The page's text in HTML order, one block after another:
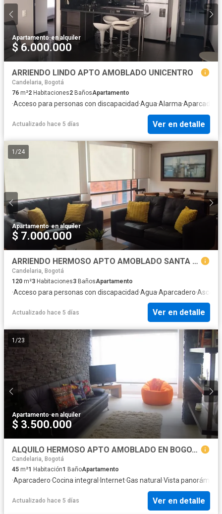
Apartamento·en alquiler
$ 6.000.000
ARRIENDO LINDO APTO AMOBLADO UNICENTRO
Candelaria, Bogotá
76 m²2 Habitaciones2 BañosApartamento
·Acceso para personas con discapacidad·Agua·Alarma·Aparcadero
Actualizado hace 5 días Ver en detalle
1 /24
Apartamento·en alquiler
$ 7.000.000
ARRIENDO HERMOSO APTO AMOBLADO SANTA PAULA
Candelaria, Bogotá
120 m²3 Habitaciones3 BañosApartamento
·Acceso para personas con discapacidad·Agua·Aparcadero·
Actualizado hace 5 días Ver en detalle
1 /23
Apartamento·en alquiler
$ 3.500.000
ALQUILO HERMOSO APTO AMOBLADO EN BOGOTA- BELLA SUIZA
Candelaria, Bogotá
45 m²1 Habitación1 BañoApartamento
·Aparcadero·Cocina integral · Internet·Gas natural ·Vista panorámica
Actualizado hace 5 días Ver en detalle